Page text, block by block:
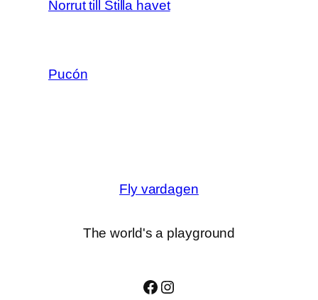
Norrut till Stilla havet
Pucón
Fly vardagen
The world's a playground
Facebook
Instagram